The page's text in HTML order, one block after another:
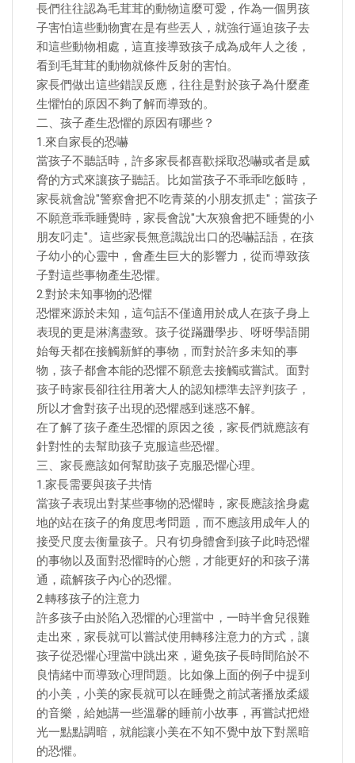
長們往往認為毛茸茸的動物這麼可愛，作為一個男孩
子害怕這些動物實在是有些丟人，就強行逼迫孩子去
和這些動物相處，這直接導致孩子成為成年人之後，
看到毛茸茸的動物就條件反射的害怕。
家長們做出這些錯誤反應，往往是對於孩子為什麼產
生懼怕的原因不夠了解而導致的。
二、孩子產生恐懼的原因有哪些？
1.來自家長的恐嚇
當孩子不聽話時，許多家長都喜歡採取恐嚇或者是威
脅的方式來讓孩子聽話。比如當孩子不乖乖吃飯時，
家長就會說"警察會把不吃青菜的小朋友抓走"；當孩子
不願意乖乖睡覺時，家長會說"大灰狼會把不睡覺的小
朋友叼走"。這些家長無意識說出口的恐嚇話語，在孩
子幼小的心靈中，會產生巨大的影響力，從而導致孩
子對這些事物產生恐懼。
2.對於未知事物的恐懼
恐懼來源於未知，這句話不僅適用於成人在孩子身上
表現的更是淋漓盡致。孩子從蹣跚學步、呀呀學語開
始每天都在接觸新鮮的事物，而對於許多未知的事
物，孩子都會本能的恐懼不願意去接觸或嘗試。面對
孩子時家長卻往往用著大人的認知標準去評判孩子，
所以才會對孩子出現的恐懼感到迷惑不解。
在了解了孩子產生恐懼的原因之後，家長們就應該有
針對性的去幫助孩子克服這些恐懼。
三、家長應該如何幫助孩子克服恐懼心理。
1.家長需要與孩子共情
當孩子表現出對某些事物的恐懼時，家長應該捨身處
地的站在孩子的角度思考問題，而不應該用成年人的
接受尺度去衡量孩子。只有切身體會到孩子此時恐懼
的事物以及面對恐懼時的心態，才能更好的和孩子溝
通，疏解孩子內心的恐懼。
2.轉移孩子的注意力
許多孩子由於陷入恐懼的心理當中，一時半會兒很難
走出來，家長就可以嘗試使用轉移注意力的方式，讓
孩子從恐懼心理當中跳出來，避免孩子長時間陷於不
良情緒中而導致心理問題。比如像上面的例子中提到
的小美，小美的家長就可以在睡覺之前試著播放柔緩
的音樂，給她講一些溫馨的睡前小故事，再嘗試把燈
光一點點調暗，就能讓小美在不知不覺中放下對黑暗
的恐懼。